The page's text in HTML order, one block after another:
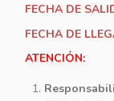
FECHA DE
FECHA DE
ATENCIÓN: